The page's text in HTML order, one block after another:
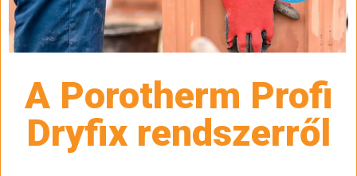
A Porotherm Profi
Dryfix rendszerről